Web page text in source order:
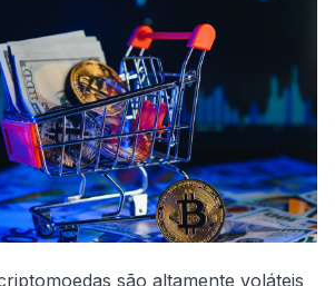
são altamente voláteis